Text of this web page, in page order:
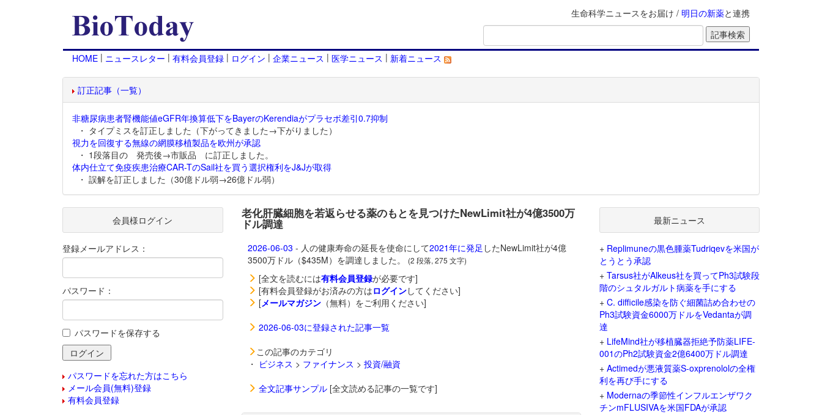
生命科学ニュースをお届け / 明日の新薬と連携
HOME | ニュースレター | 有料会員登録 | ログイン | 企業ニュース | 医学ニュース | 新着ニュース
訂正記事（一覧）
非糖尿病患者腎機能値eGFR年換算低下をBayerのKerendiaがプラセボ差引0.7抑制
・ タイプミスを訂正しました（下がってきました→下がりました）
視力を回復する無線の網膜移植製品を欧州が承認
・ 1段落目の 発売後→市販品 に訂正しました。
体内仕立て免疫疾患治療CAR-TのSail社を買う選択権利をJ&Jが取得
・ 誤解を訂正しました（30億ドル弱→26億ドル弱）
老化肝臓細胞を若返らせる薬のもとを見つけたNewLimit社が4億3500万
ドル調達
2026-06-03 - 人の健康寿命の延長を使命にして2021年に発足 したNewLimit社が4億
3500万ドル（$435M）を調達しました。
(2 段落, 275 文字)
[全文を読むには有料会員登録が必要です]
[有料会員登録がお済みの方はログインしてください]
[メールマガジン（無料）をご利用ください]
2026-06-03に登録された記事一覧
この記事のカテゴリ
・ ビジネス > ファイナンス > 投資/融資
全文記事サンプル[全文読める記事の一覧です]
会員様ログイン
登録メールアドレス：
パスワード：
パスワードを保存する
パスワードを忘れた方はこちら
メール会員(無料)登録
有料会員登録
最新ニュース
+ Replimuneの黒色腫薬Tudriqevを米国が
とうとう承認
+ Tarsus社がAlkeus社を買ってPh3試験段
階のシュタルガルト病薬を手にする
+ C. difficile感染を防ぐ細菌詰め合わせの
Ph3試験資金6000万ドルをVedantaが調
達
+ LifeMind社が移植臓器拒絶予防薬LIFE-
001のPh2試験資金2億6400万ドル調達
+ Actimedが悪液質薬S-oxprenololの全権
利を再び手にする
+ Modernaの季節性インフルエンザワク
チンmFLUSIVAを米国FDAが承認